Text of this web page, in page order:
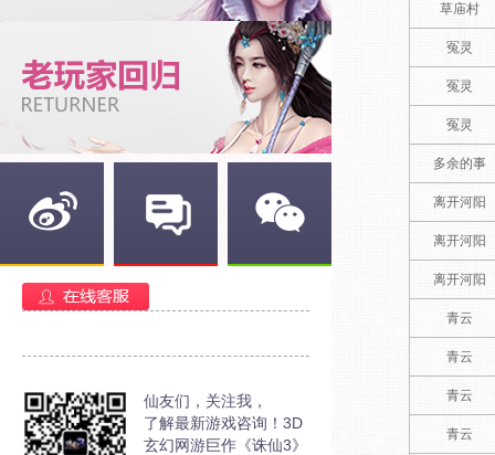
仙友们，关注我，
了解最新游戏咨询！3D
玄幻网游巨作《诛仙3》
草庙村
冤灵
冤灵
冤灵
多余的事
离开河阳
离开河阳
离开河阳
青云
青云
青云
青云